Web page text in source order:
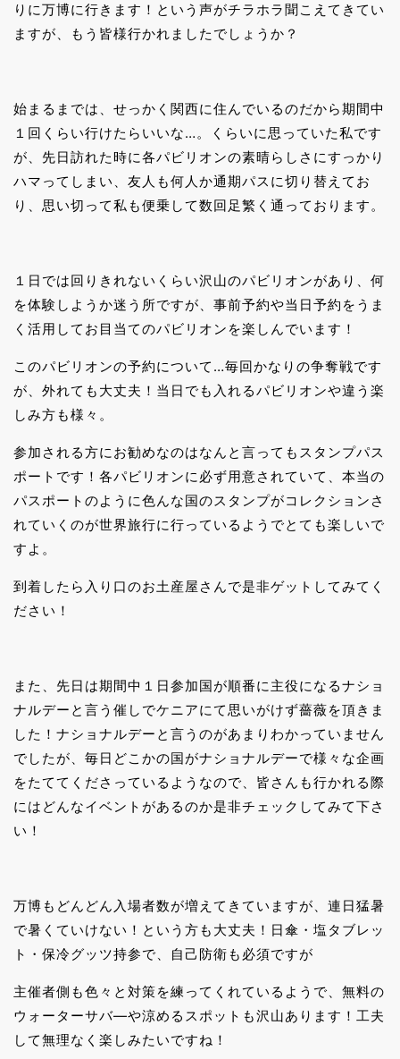
りに万博に行きます！という声がチラホラ聞こえてきてい
ますが、もう皆様行かれましたでしょうか？
始まるまでは、せっかく関西に住んでいるのだから期間中
１回くらい行けたらいいな…。くらいに思っていた私です
が、先日訪れた時に各パビリオンの素晴らしさにすっかり
ハマってしまい、友人も何人か通期パスに切り替えてお
り、思い切って私も便乗して数回足繁く通っております。
１日では回りきれないくらい沢山のパビリオンがあり、何
を体験しようか迷う所ですが、事前予約や当日予約をうま
く活用してお目当てのパビリオンを楽しんでいます！
このパビリオンの予約について…毎回かなりの争奪戦です
が、外れても大丈夫！当日でも入れるパビリオンや違う楽
しみ方も様々。
参加される方にお勧めなのはなんと言ってもスタンプパス
ポートです！各パビリオンに必ず用意されていて、本当の
パスポートのように色んな国のスタンプがコレクションさ
れていくのが世界旅行に行っているようでとても楽しいで
すよ。
到着したら入り口のお土産屋さんで是非ゲットしてみてく
ださい！
また、先日は期間中１日参加国が順番に主役になるナショ
ナルデーと言う催しでケニアにて思いがけず薔薇を頂きま
した！ナショナルデーと言うのがあまりわかっていません
でしたが、毎日どこかの国がナショナルデーで様々な企画
をたててくださっているようなので、皆さんも行かれる際
にはどんなイベントがあるのか是非チェックしてみて下さ
い！
万博もどんどん入場者数が増えてきていますが、連日猛暑
で暑くていけない！という方も大丈夫！日傘・塩タブレッ
ト・保冷グッツ持参で、自己防衛も必須ですが
主催者側も色々と対策を練ってくれているようで、無料の
ウォーターサバ―や涼めるスポットも沢山あります！工夫
して無理なく楽しみたいですね！